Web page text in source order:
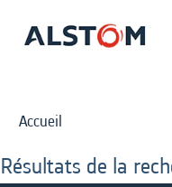
Accueil
Résultats de la